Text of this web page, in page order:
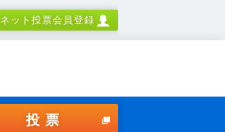
ネット投票会員登録
投票